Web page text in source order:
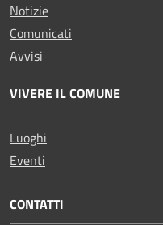
Notizie
Comunicati
Avvisi
VIVERE IL COMUNE
Luoghi
Eventi
CONTATTI